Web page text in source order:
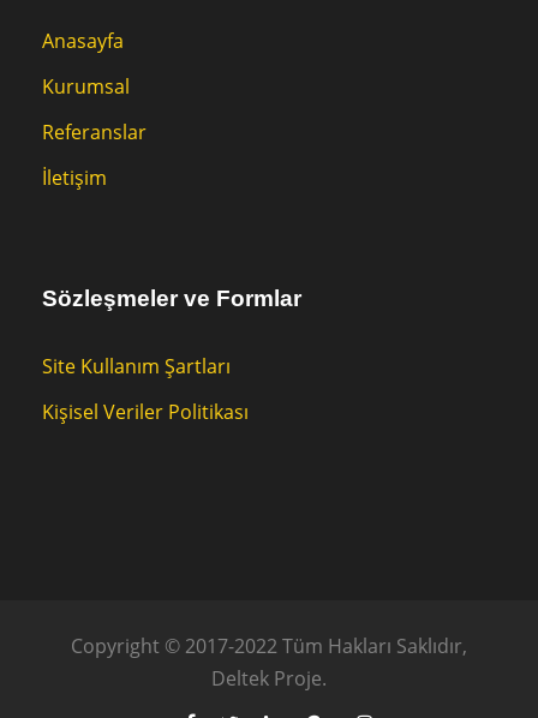
Anasayfa
Kurumsal
Referanslar
İletişim
Sözleşmeler ve Formlar
Site Kullanım Şartları
Kişisel Veriler Politikası
Copyright © 2017-2022 Tüm Hakları Saklıdır,
Deltek Proje.